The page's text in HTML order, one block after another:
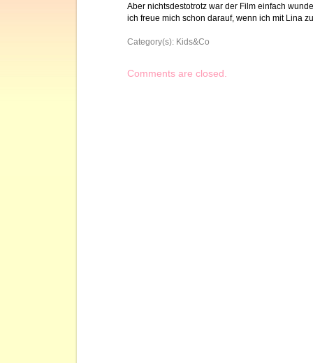
Aber nichtsdestotrotz war der Film einfach
ich freue mich schon darauf, wenn ich mit Lina
Category(s): Kids&Co
Comments are closed.